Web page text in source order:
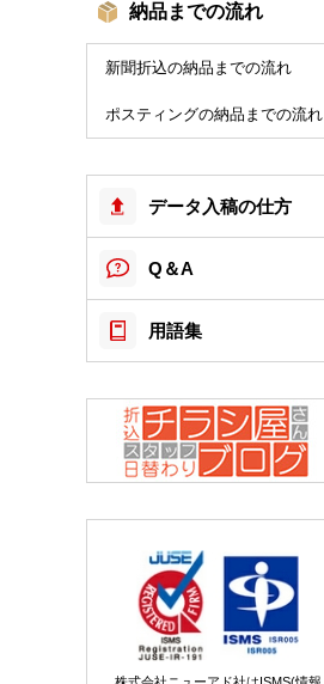
納品までの流れ
新聞折込の納品までの流れ
ポスティングの納品までの流れ
データ入稿の仕方
Q＆A
用語集